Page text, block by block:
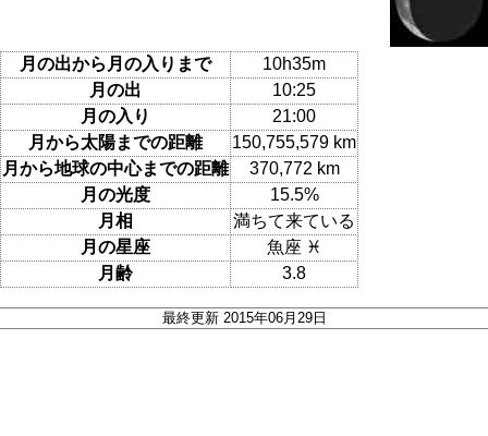
月の出から月の入りまで
10h35m
月の出
10:25
月の入り
21:00
月から太陽までの距離
150,755,579 km
月から地球の中心までの距離
370,772 km
月の光度
15.5%
月相
満ちて来ている
月の星座
魚座 ♓
月齢
3.8
最終更新 2015年06月29日